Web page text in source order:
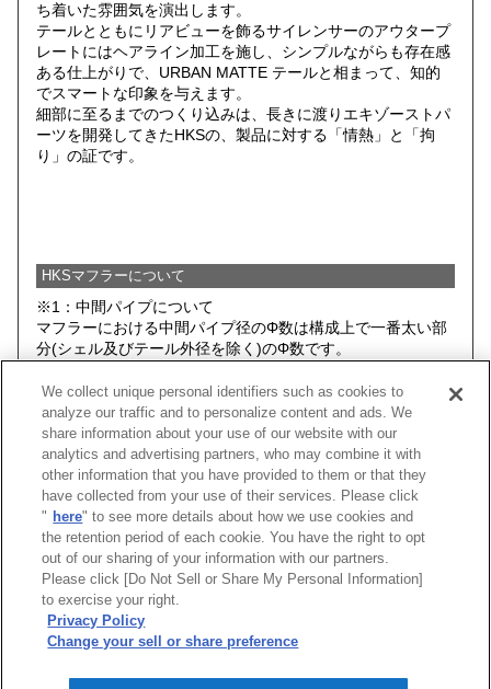
ち着いた雰囲気を演出します。
テールとともにリアビューを飾るサイレンサーのアウタープ
レートにはヘアライン加工を施し、シンプルながらも存在感
ある仕上がりで、URBAN MATTE テールと相まって、知的
でスマートな印象を与えます。
細部に至るまでのつくり込みは、長きに渡りエキゾーストパ
ーツを開発してきたHKSの、製品に対する「情熱」と「拘
り」の証です。
HKSマフラーについて
※1：中間パイプについて
マフラーにおける中間パイプ径のΦ数は構成上で一番太い部
分(シェル及びテール外径を除く)のΦ数です。
※2：HKSマフラー装着時において、 HKSマフラー(キットに
含まれる全てのパーツ)と路面とのクリアランスがもっとも
小さい部分を記載しております。そのため、車両そのものの
最低地上高とは異なる場合があります。
データは基本的にノーマルサスペンション車両のものを記載
しておりますが、一部ローダウンスプリングや車高調キット
との併用時のデータもありますので予めご了承下さい。
注：フック・ブラケット・ステーに関しては予告なく変更さ
れることがあります。
★アイドリング時排気音量
We collect unique personal identifiers such as cookies to
analyze our traffic and to personalize content and ads. We
share information about your use of our website with our
analytics and advertising partners, who may combine it with
other information that you have provided to them or that they
have collected from your use of their services. Please click
" here" to see more details about how we use cookies and
the retention period of each cookie. You have the right to opt
out of our sharing of your information with our partners.
Please click [Do Not Sell or Share My Personal Information]
to exercise your right.
Privacy Policy
Change your sell or share preference